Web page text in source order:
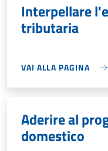
Interpellare
tributaria
VAI ALLA PAGINA
Aderire al
domestico